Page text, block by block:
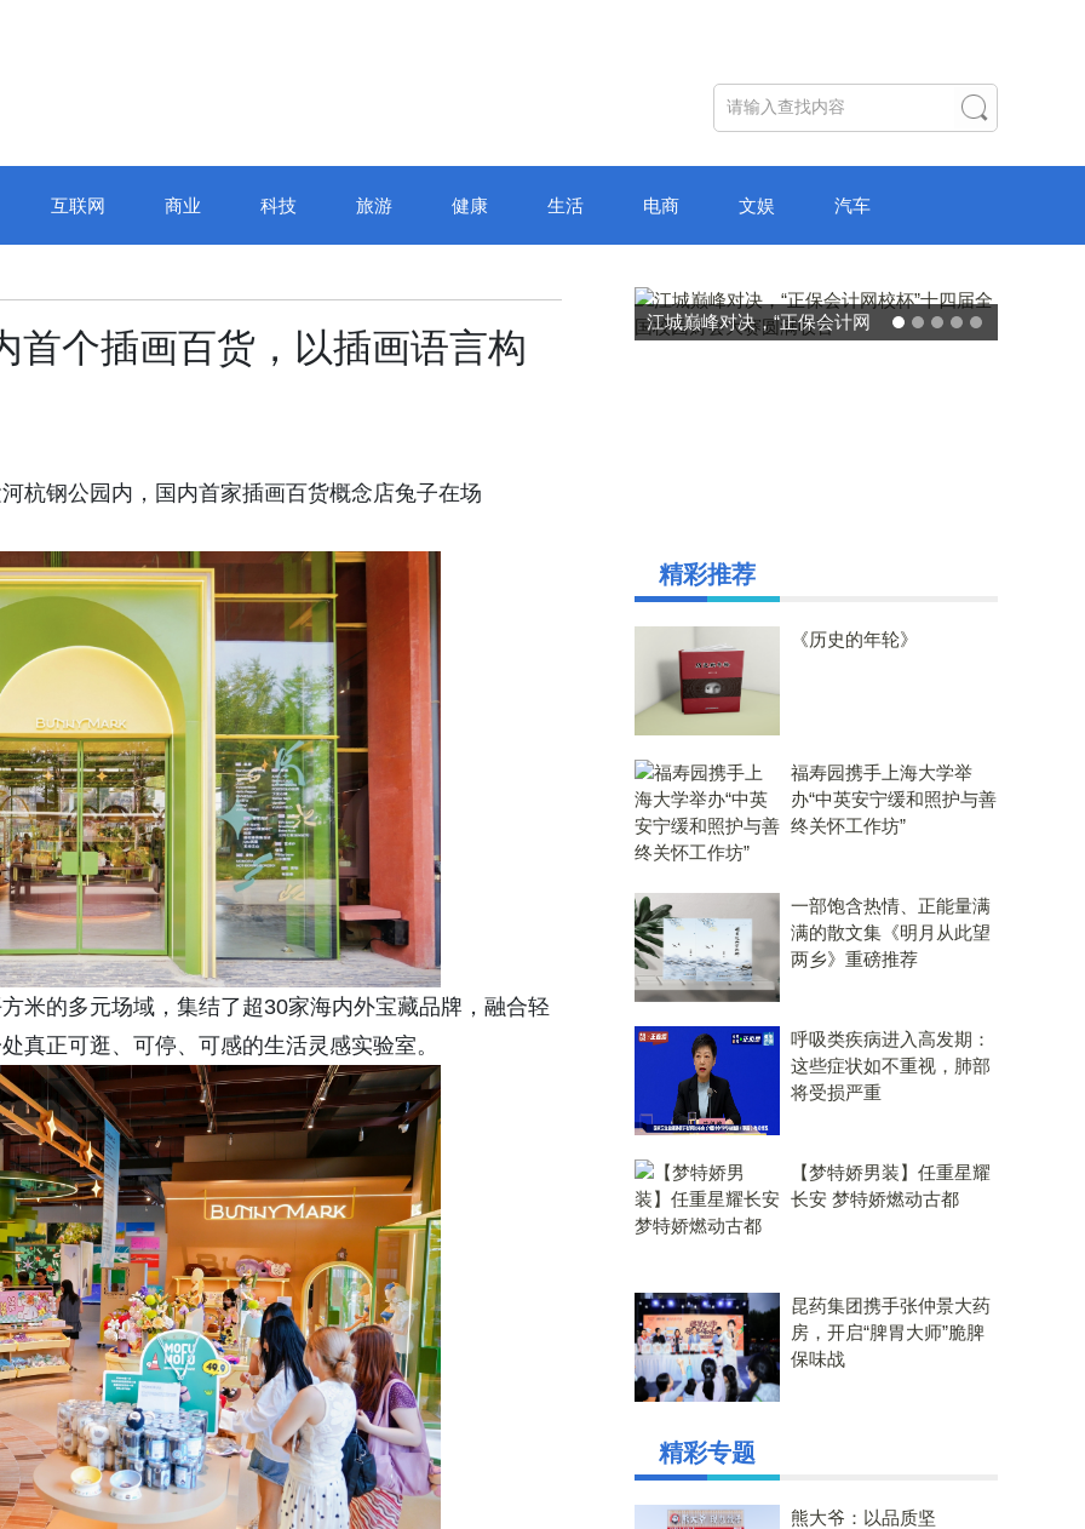
互联网 商业 科技 旅游 健康 生活 电商 文娱 汽车
首个插画百货，以插画语言构
钢公园内，国内首家插画百货概念店兔子在场
米的多元场域，集结了超30家海内外宝藏品牌，融合轻
真正可逛、可停、可感的生活灵感实验室。
破局“纸面教育”：理想树AI自
精彩推荐
《历史的年轮》
福寿园携手上海大学举
办“中英安宁缓和照护与善
终关怀工作坊”
一部饱含热情、正能量满
满的散文集《明月从此望
两乡》重磅推荐
呼吸类疾病进入高发期：
这些症状如不重视，肺部
将受损严重
【梦特娇男装】任重星耀
长安 梦特娇燃动古都
昆药集团携手张仲景大药
房，开启“脾胃大师”脆脾
保味战
精彩专题
熊大爷：以品质坚